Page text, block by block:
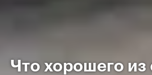
Что хорошего из